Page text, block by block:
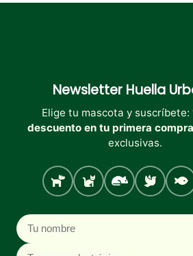
Newsletter Huella
Elige tu mascota y suscríbete:
descuento en tu primera compra
exclusivas.
Perro Gato Roedores
Aves
Nombre
Correo electrónico